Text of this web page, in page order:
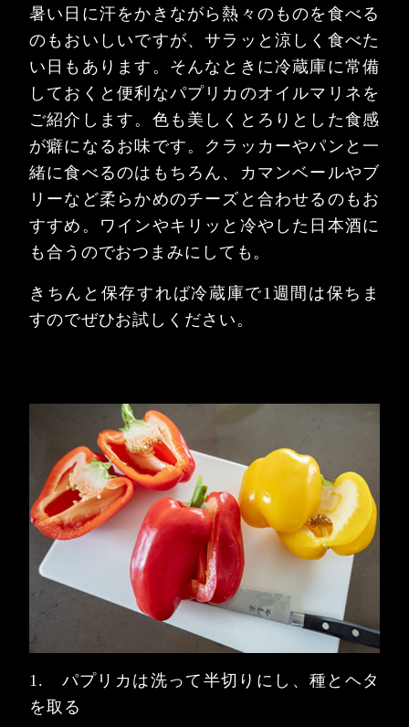
暑い日に汗をかきながら熱々のものを食べる
のもおいしいですが、サラッと涼しく食べた
い日もあります。そんなときに冷蔵庫に常備
しておくと便利なパプリカのオイルマリネを
ご紹介します。色も美しくとろりとした食感
が癖になるお味です。クラッカーやパンと一
緒に食べるのはもちろん、カマンベールやブ
リーなど柔らかめのチーズと合わせるのもお
すすめ。ワインやキリッと冷やした日本酒に
も合うのでおつまみにしても。
きちんと保存すれば冷蔵庫で1週間は保ちま
すのでぜひお試しください。
1. パプリカは洗って半切りにし、種とヘタ
を取る